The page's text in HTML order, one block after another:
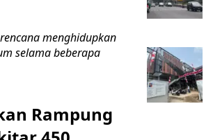
menghidupkan
selama beberapa
Rampung